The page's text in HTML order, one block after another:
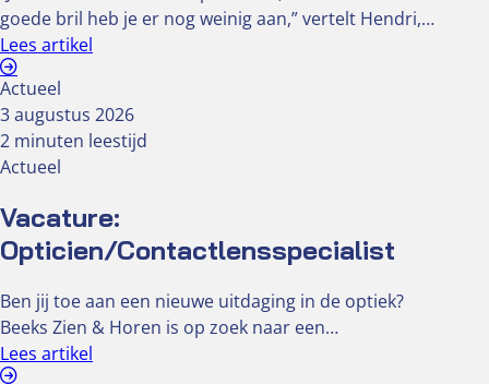
goede bril heb je er nog weinig aan,” vertelt Hendri,…
Lees artikel
Actueel
3 augustus 2026
2 minuten leestijd
Actueel
Vacature:
Opticien/Contactlensspecialist
Ben jij toe aan een nieuwe uitdaging in de optiek?
Beeks Zien & Horen is op zoek naar een…
Lees artikel